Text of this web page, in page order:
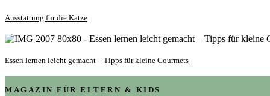
Ausstattung für die Katze
Essen lernen leicht gemacht – Tipps für kleine Gourmets
MAGAZIN FÜR ELTERN & KIDS